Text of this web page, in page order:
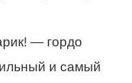
— гордо
и самый